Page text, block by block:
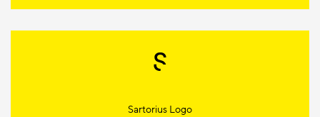
Sartorius Logo